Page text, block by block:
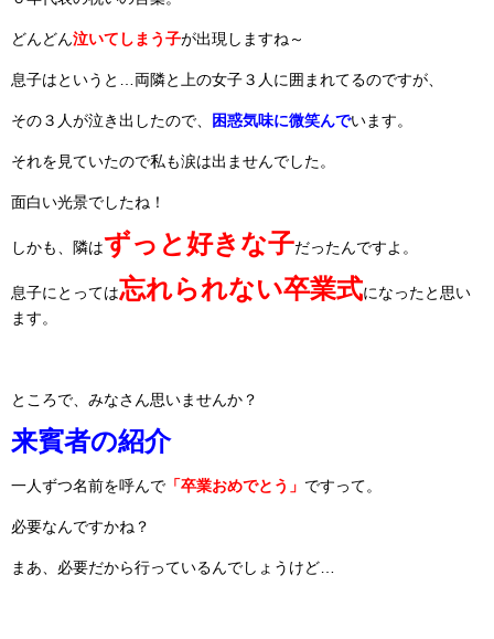
どんどん泣いてしまう子が出現しますね～
息子はというと…両隣と上の女子３人に囲まれてるのですが、
その３人が泣き出したので、 困惑気味に微笑んでいます。
それを見ていたので私も涙は出ませんでした。
面白い光景でしたね！
しかも、隣はずっと好きな子だったんですよ。
息子にとっては忘れられない卒業式になったと思い
ます。
ところで、みなさん思いませんか？
来賓者の紹介
一人ずつ名前を呼んで 「卒業おめでとう」 ですって。
必要なんですかね？
まあ、必要だから行っているんでしょうけど…